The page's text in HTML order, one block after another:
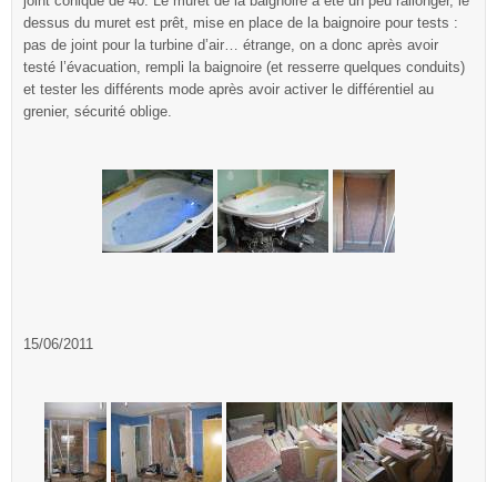
dessus du muret est prêt, mise en place de la baignoire pour tests :
pas de joint pour la turbine d’air… étrange, on a donc après avoir
testé l’évacuation, rempli la baignoire (et resserre quelques conduits)
et tester les différents mode après avoir activer le différentiel au
grenier, sécurité oblige.
15/06/2011